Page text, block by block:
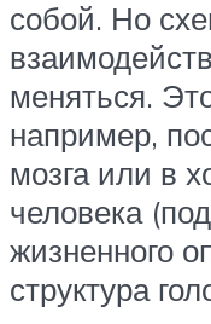
собой. Но
меняться.
например,
мозга или в
человека
жизненного
структура